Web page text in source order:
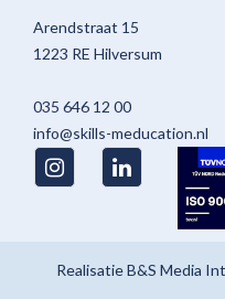
Arendstraat 15
1223 RE Hilversum
035 646 12 00
info@skills-meducation.nl
RealisatieB&S Media